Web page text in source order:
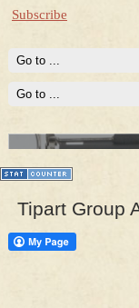
Subscribe
PRESA
Permise pentru
Prima mea carte
Averea
conturi secrete ale
Tipart Group